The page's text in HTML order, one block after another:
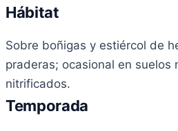
Hábitat
Sobre boñigas y estiércol de
praderas; ocasional en suelos
nitrificados.
Temporada